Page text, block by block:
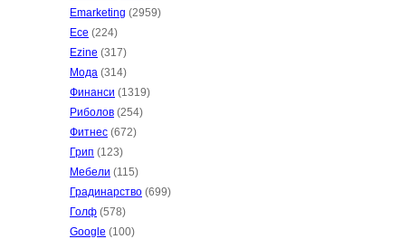
Emarketing (2959)
Есе (224)
Ezine (317)
Мода (314)
Финанси (1319)
Риболов (254)
Фитнес (672)
Грип (123)
Мебели (115)
Градинарство (699)
Голф (578)
Google (100)